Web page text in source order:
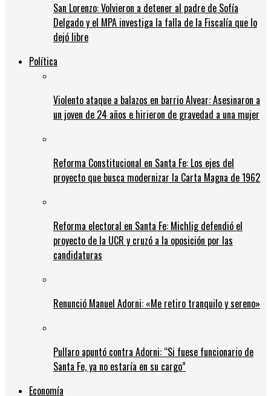
San Lorenzo: Volvieron a detener al padre de Sofía
Delgado y el MPA investiga la falla de la Fiscalía que lo
dejó libre
Política
Violento ataque a balazos en barrio Alvear: Asesinaron a
un joven de 24 años e hirieron de gravedad a una mujer
Reforma Constitucional en Santa Fe: Los ejes del
proyecto que busca modernizar la Carta Magna de 1962
Reforma electoral en Santa Fe: Michlig defendió el
proyecto de la UCR y cruzó a la oposición por las
candidaturas
Renunció Manuel Adorni: «Me retiro tranquilo y sereno»
Pullaro apuntó contra Adorni: “Si fuese funcionario de
Santa Fe, ya no estaría en su cargo”
Economía